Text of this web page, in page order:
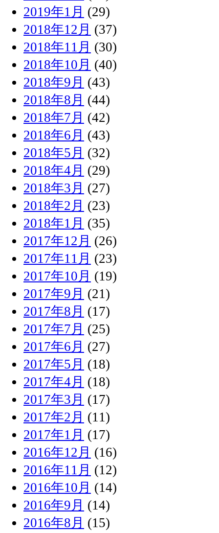
2019年1月 (29)
2018年12月 (37)
2018年11月 (30)
2018年10月 (40)
2018年9月 (43)
2018年8月 (44)
2018年7月 (42)
2018年6月 (43)
2018年5月 (32)
2018年4月 (29)
2018年3月 (27)
2018年2月 (23)
2018年1月 (35)
2017年12月 (26)
2017年11月 (23)
2017年10月 (19)
2017年9月 (21)
2017年8月 (17)
2017年7月 (25)
2017年6月 (27)
2017年5月 (18)
2017年4月 (18)
2017年3月 (17)
2017年2月 (11)
2017年1月 (17)
2016年12月 (16)
2016年11月 (12)
2016年10月 (14)
2016年9月 (14)
2016年8月 (15)